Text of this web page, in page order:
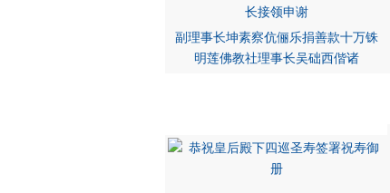
副理事长坤素察伉俪乐捐善款十万铢
明莲佛教社理事长吴础西偕诸